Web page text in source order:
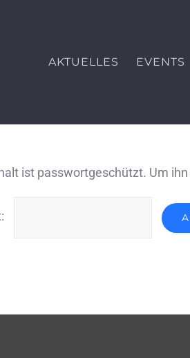
AKTUELLES EVENTS
ist passwortgeschützt. Um